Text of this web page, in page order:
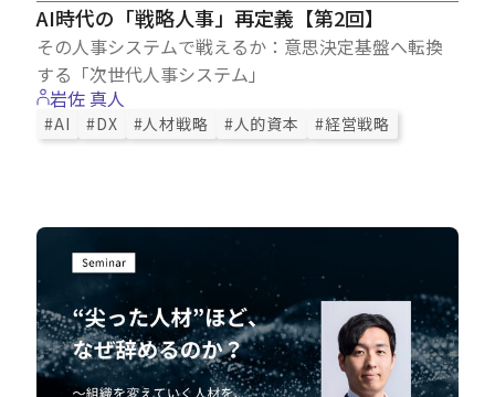
AI時代の「戦略人事」再定義【第2回】
その人事システムで戦えるか：意思決定基盤へ転換
する「次世代人事システム」
岩佐 真人
#AI #DX #人材戦略 #人的資本 #経営戦略